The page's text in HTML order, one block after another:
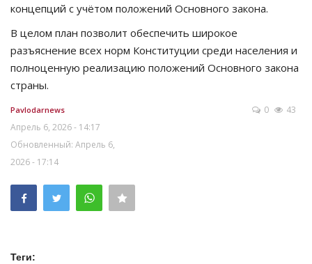
концепций с учётом положений Основного закона.
В целом план позволит обеспечить широкое
разъяснение всех норм Конституции среди населения и
полноценную реализацию положений Основного закона
страны.
Pavlodarnews
Апрель 6, 2026 - 14:17
Обновленный: Апрель 6,
2026 - 17:14
0 43
Теги: